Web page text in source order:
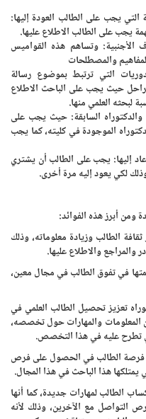
التي يجب على الطالب العودة إليها:
يجب على الطالب الاطلاع عليها.
الأجنبية: وتساهم هذه القواميس
والمصطلحات
التي ترتبط بموضوع رسالة
حيث يجب على الباحث الاطلاع
لبحثه العلمي منها.
السابقة: حيث يجب على
الموجودة في كليته، كما يجب
عاد إليها: يجب على الطالب أن يشتري
لكي يعود إليه مرة أخرى.
ومن أبرز هذه الفوائد:
الطالب وزيادة معلوماته، وذلك
والاطلاع عليها.
في تفوق الطالب في مجال معين،
تعزيز تحصيل الطالب العلمي في
والمهارات حول تخصصه،
تطرح عليه في هذا التخصص.
فرصة الطالب في الحصول على فرص
يمتلكها هذا الباحث في هذا المجال.
الطالب لمهارات جديدة، كما أنها
التواصل مع الآخرين، وذلك لأنه